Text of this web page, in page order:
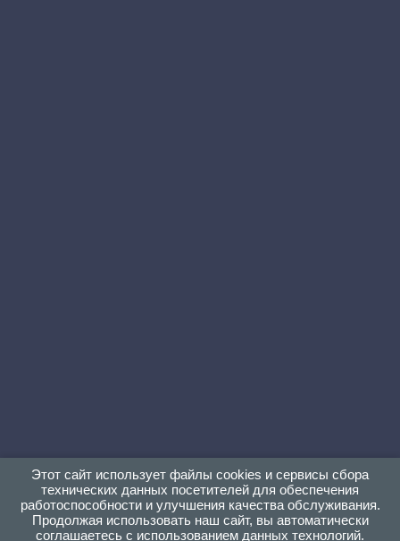
Этот сайт использует файлы cookies и сервисы сбора
технических данных посетителей для обеспечения
работоспособности и улучшения качества обслуживания.
Продолжая использовать наш сайт, вы автоматически
соглашаетесь с использованием данных технологий.